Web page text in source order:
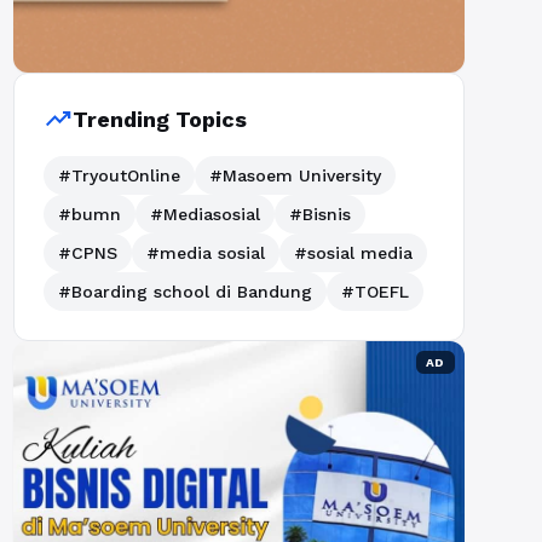
trending_upTrending Topics
#TryoutOnline
#Masoem University
#bumn
#Mediasosial
#Bisnis
#CPNS
#media sosial
#sosial media
#Boarding school di Bandung
#TOEFL
AD